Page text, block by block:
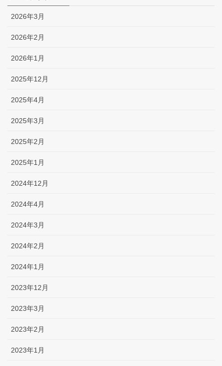
2026年3月
2026年2月
2026年1月
2025年12月
2025年4月
2025年3月
2025年2月
2025年1月
2024年12月
2024年4月
2024年3月
2024年2月
2024年1月
2023年12月
2023年3月
2023年2月
2023年1月